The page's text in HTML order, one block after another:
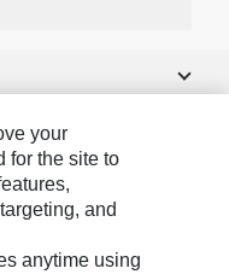
your
for the site to
and
anytime using